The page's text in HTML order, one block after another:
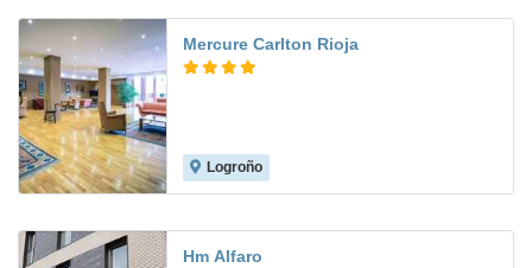
Mercure Carlton Rioja
Logroño
Hm Alfaro